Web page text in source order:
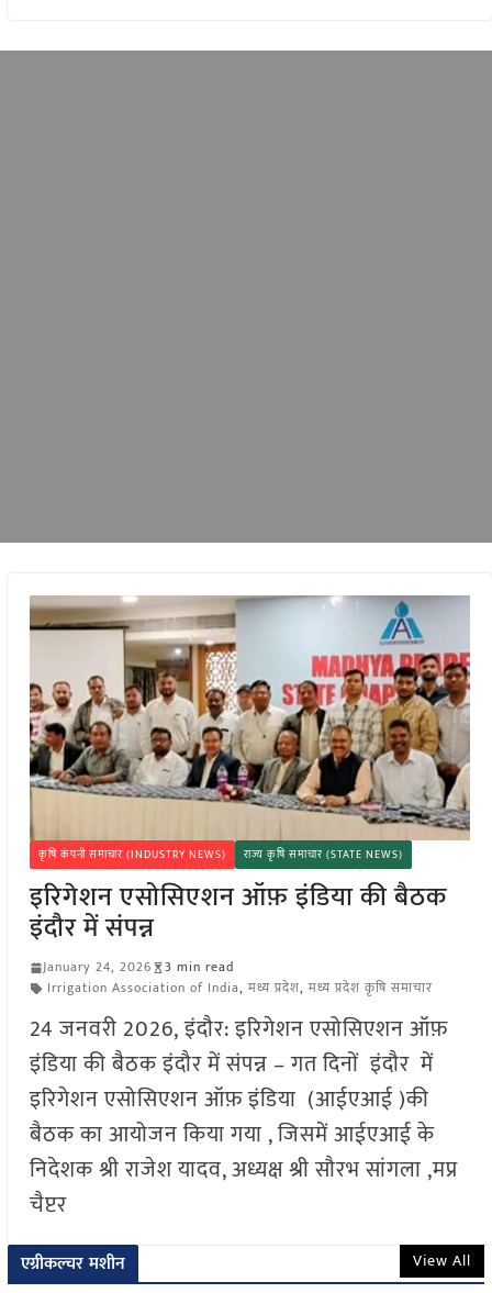
कृषि कंपनी समाचार (INDUSTRY NEWS) राज्य कृषि समाचार (STATE NEWS)
इरिगेशन एसोसिएशन ऑफ़ इंडिया की बैठक
इंदौर में संपन्न
January 24, 2026
3 min read
Irrigation Association of India, मध्य प्रदेश, मध्य प्रदेश कृषि समाचार
24 जनवरी 2026, इंदौर: इरिगेशन एसोसिएशन ऑफ़
इंडिया की बैठक इंदौर में संपन्न – गत दिनों इंदौर में
इरिगेशन एसोसिएशन ऑफ़ इंडिया (आईएआई )की
बैठक का आयोजन किया गया , जिसमें आईएआई के
निदेशक श्री राजेश यादव, अध्यक्ष श्री सौरभ सांगला ,मप्र
चैप्टर
एग्रीकल्चर मशीन View All